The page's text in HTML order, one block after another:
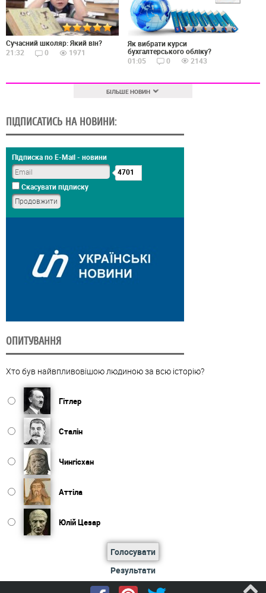
Сучасний школяр: Який він?
21:32
0 1971
Як вибрати курси
бухгалтерського обліку?
01:05
0 2143
БІЛЬШЕ НОВИН
ПІДПИСАТИСЬ НА НОВИНИ:
Підписка по E-Mail - новини
4701
Скасувати підписку
ОПИТУВАННЯ
Хто був найвпливовішою людиною за всю історію?
Гітлер
Сталін
Чингісхан
Аттіла
Юлій Цезар
Голосувати
Результати